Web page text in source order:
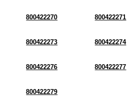
800422270 800422271
800422273 800422274
800422276 800422277
800422279